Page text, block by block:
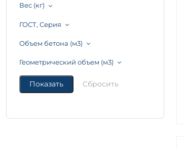
Вес (кг)
ГОСТ, Серия
Объем бетона (м3)
Геометрический объем (м3)